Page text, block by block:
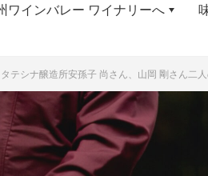
ワインバレー ワイナリーへ
テシナ醸造所安孫子 尚さん、山岡 剛さん二